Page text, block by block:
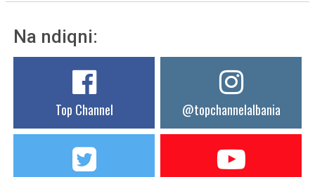
Na ndiqni:
Top Channel @topchannelalbania